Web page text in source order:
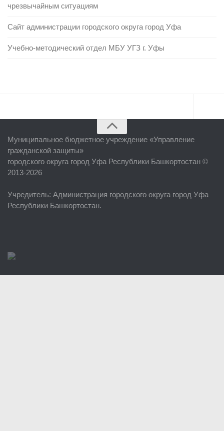
чрезвычайным ситуациям
Сайт администрации городского округа город Уфа
Учебно-методический отдел МБУ УГЗ г. Уфы
Об учреждении
Руководство
Районные УГЗ
Муниципальное бюджетное учреждение «Управление
гражданской защиты»
городского округа город Уфа Республики Башкортостан ©
2013-2026
Учредитель: Администрация городского округа город Уфа
Республики Башкортостан.